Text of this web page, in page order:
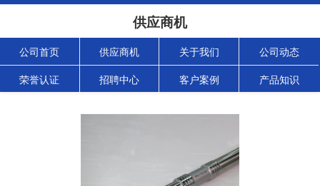
供应商机
公司首页 供应商机 关于我们 公司动态
荣誉认证 招聘中心 客户案例 产品知识